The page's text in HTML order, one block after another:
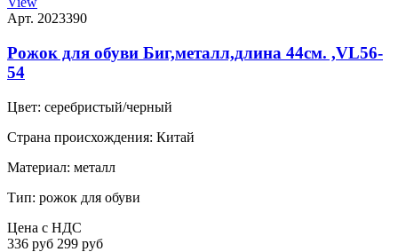
Арт. 2023390
Рожок для обуви Биг,металл,длина 44см. ,VL56-
54
Цвет: серебристый/черный
Страна происхождения: Китай
Материал: металл
Тип: рожок для обуви
Цена с НДС
336 руб 299 руб